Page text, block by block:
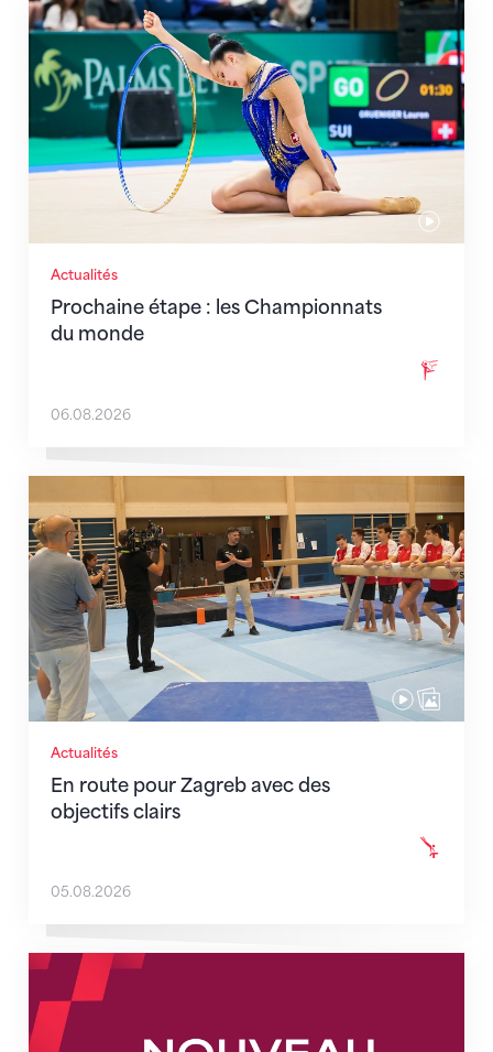
Actualités
Prochaine étape : les Championnats
du monde
Prochaine étape : les Championnats du monde
06.08.2026
Actualités
En route pour Zagreb avec des
objectifs clairs
En route pour Zagreb avec des objectifs clairs
05.08.2026
Nouveaux horaires du secrétariat dès le 1er août